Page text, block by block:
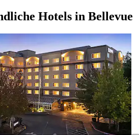
Hotels in Bellevue